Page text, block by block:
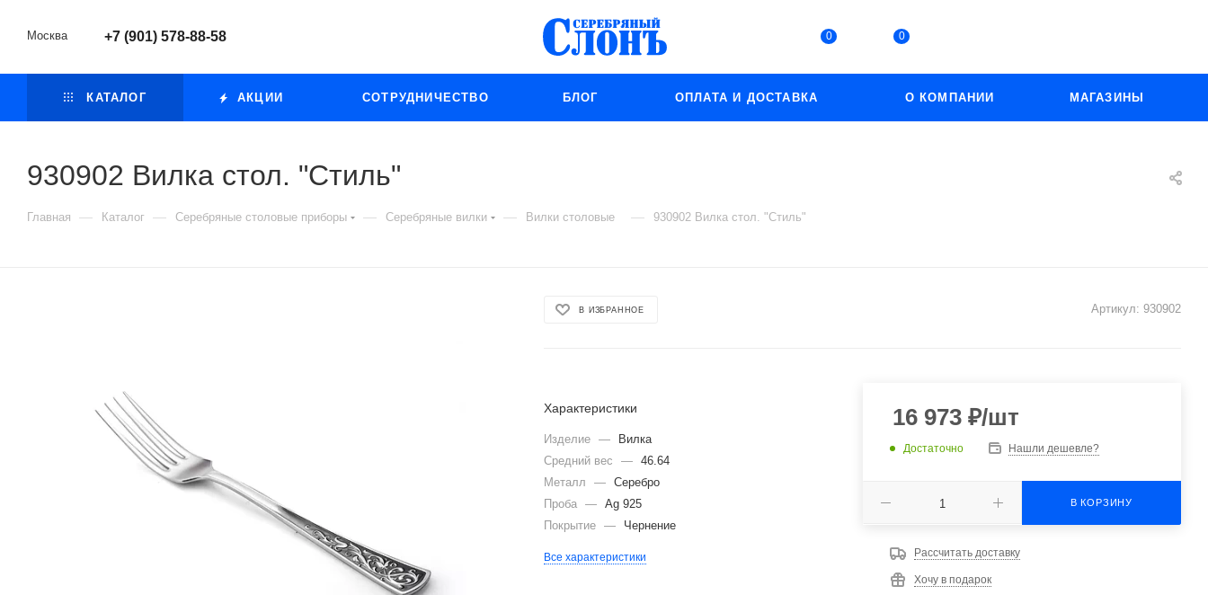
Москва +7 (901) 578-88-58 0 0
КАТАЛОГ АКЦИИ СОТРУДНИЧЕСТВО БЛОГ ОПЛАТА И ДОСТАВКА О КОМПАНИИ МАГАЗИНЫ
930902 Вилка стол. "Стиль"
Главная — Каталог — Серебряные столовые приборы — Серебряные вилки — Вилки столовые — 930902 Вилка стол. "Стиль"
В ИЗБРАННОЕ Артикул: 930902
Характеристики
Изделие —
Вилка
Средний вес
—
46.64
Металл
—
Серебро
Проба
—
Ag 925
Покрытие
— Чернение
Все характеристики
16 973₽/шт
Достаточно Нашли дешевле?
В КОРЗИНУ
Рассчитать доставку
Хочу в подарок